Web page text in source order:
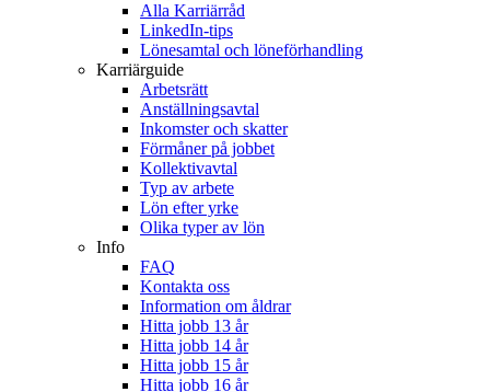
Alla Karriärråd
LinkedIn-tips
Lönesamtal och löneförhandling
Karriärguide
Arbetsrätt
Anställningsavtal
Inkomster och skatter
Förmåner på jobbet
Kollektivavtal
Typ av arbete
Lön efter yrke
Olika typer av lön
Info
FAQ
Kontakta oss
Information om åldrar
Hitta jobb 13 år
Hitta jobb 14 år
Hitta jobb 15 år
Hitta jobb 16 år